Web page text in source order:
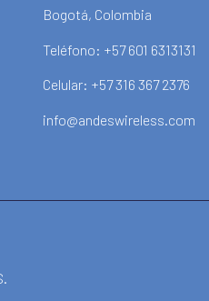
Bogotá, Colombia
Teléfono: +57 601 6313131
Celular: +57 316 367 2376
info@andeswireless.com